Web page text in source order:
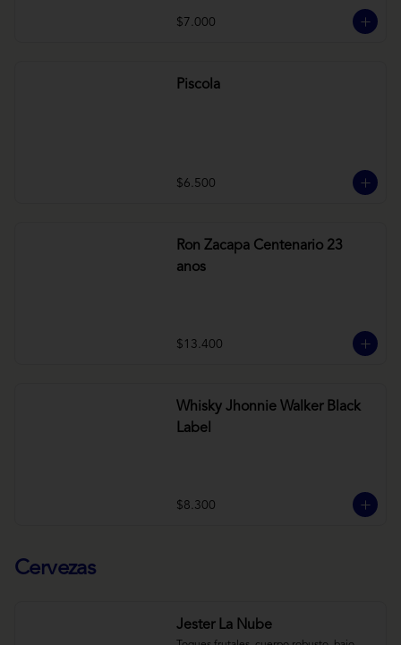
$7.000
Piscola
$6.500
Ron Zacapa Centenario 23
anos
$13.400
Whisky Jhonnie Walker Black
Label
$8.300
Cervezas
Jester La Nube